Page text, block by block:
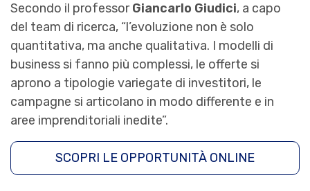
Secondo il professorGiancarlo Giudici, a capo
del team di ricerca, “l’evoluzione non è solo
quantitativa, ma anche qualitativa. I modelli di
business si fanno più complessi, le offerte si
aprono a tipologie variegate di investitori, le
campagne si articolano in modo differente e in
aree imprenditoriali inedite”.
SCOPRI LE OPPORTUNITÀ ONLINE